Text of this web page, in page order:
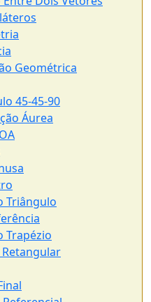
Geométrica
45-45-90
Áurea
Triângulo
Trapézio